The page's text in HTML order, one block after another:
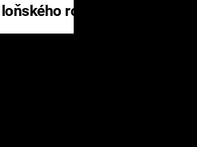
loňského roku: Disney na
jediné katastrofě prodělal 200